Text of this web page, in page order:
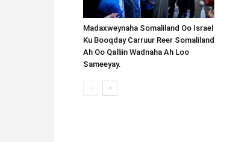
Madaxweynaha Somaliland Oo Israel
Ku Booqday Carruur Reer Somaliland
Ah Oo Qalliin Wadnaha Ah Loo
Sameeyay.